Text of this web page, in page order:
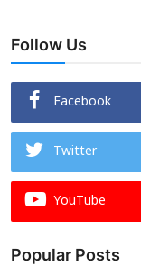
Follow Us
Facebook
Twitter
YouTube
Popular Posts